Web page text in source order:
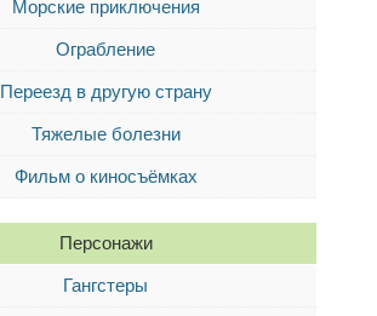
Морские приключения
Ограбление
Переезд в другую страну
Тяжелые болезни
Фильм о киносъёмках
Персонажи
Гангстеры